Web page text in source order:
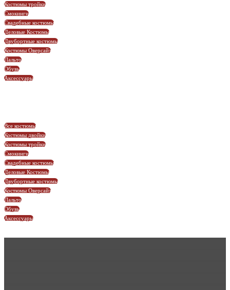
Костюмы тройки
Смокинги
Свадебные костюмы
Деловые Костюмы
Двубортные костюмы
Костюмы Оверсайз
Пальто
Обувь
Аксессуары
Все костюмы
Костюмы двойки
Костюмы тройки
Смокинги
Свадебные костюмы
Деловые Костюмы
Двубортные костюмы
Костюмы Оверсайз
Пальто
Обувь
Аксессуары